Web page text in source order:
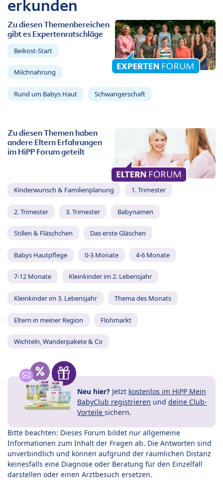
erkunden
Zu diesen Themenbereichen
gibt es Expertenratschläge
Beikost-Start
Milchnahrung
Rund um Babys Haut Schwangerschaft
Zu diesen Themen haben
andere Eltern Erfahrungen
im HiPP Forum geteilt
Kinderwunsch & Familienplanung 1. Trimester
2. Trimester 3. Trimester Babynamen
Stillen & Fläschchen Das erste Gläschen
Babys Hautpflege 0-3 Monate 4-6 Monate
7-12 Monate Kleinkinder im 2. Lebensjahr
Kleinkinder im 3. Lebensjahr Thema des Monats
Eltern in meiner Region Flohmarkt
Wichteln, Wanderpakete & Co
Neu hier? Jetzt kostenlos im HiPP Mein
BabyClub registrieren und deine Club-
Vorteile sichern.
Bitte beachten: Dieses Forum bildet nur allgemeine
Informationen zum Inhalt der Fragen ab. Die Antworten sind
unverbindlich und können aufgrund der räumlichen Distanz
keinesfalls eine Diagnose oder Beratung für den Einzelfall
darstellen oder einen Arztbesuch ersetzen.